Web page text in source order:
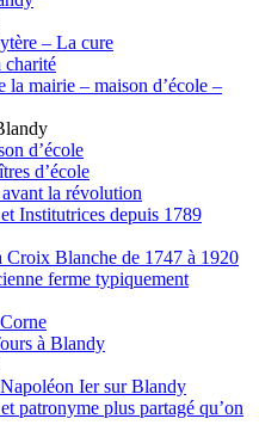
– La cure
charité
la mairie – maison d’école –
d’école
d’école
la révolution
Institutrices depuis 1789
Croix Blanche de 1747 à 1920
ferme typiquement
à Blandy
Ier sur Blandy
patronyme plus partagé qu’on